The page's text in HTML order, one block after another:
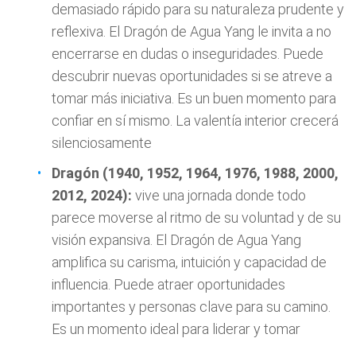
demasiado rápido para su naturaleza prudente y
reflexiva. El Dragón de Agua Yang le invita a no
encerrarse en dudas o inseguridades. Puede
descubrir nuevas oportunidades si se atreve a
tomar más iniciativa. Es un buen momento para
confiar en sí mismo. La valentía interior crecerá
silenciosamente
Dragón (1940, 1952, 1964, 1976, 1988, 2000,
2012, 2024): vive una jornada donde todo
parece moverse al ritmo de su voluntad y de su
visión expansiva. El Dragón de Agua Yang
amplifica su carisma, intuición y capacidad de
influencia. Puede atraer oportunidades
importantes y personas clave para su camino.
Es un momento ideal para liderar y tomar